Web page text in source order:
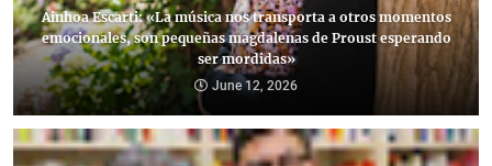
Ainhoa Escarti: «La música nos transporta a otros momentos
emocionales, son pequeñas magdalenas de Proust esperando
ser mordidas»
June 12, 2026